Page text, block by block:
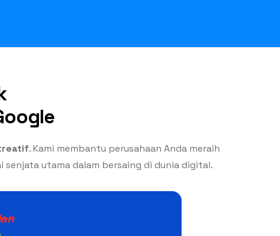
. Kami membantu perusahaan Anda meraih
senjata utama dalam bersaing di dunia digital.